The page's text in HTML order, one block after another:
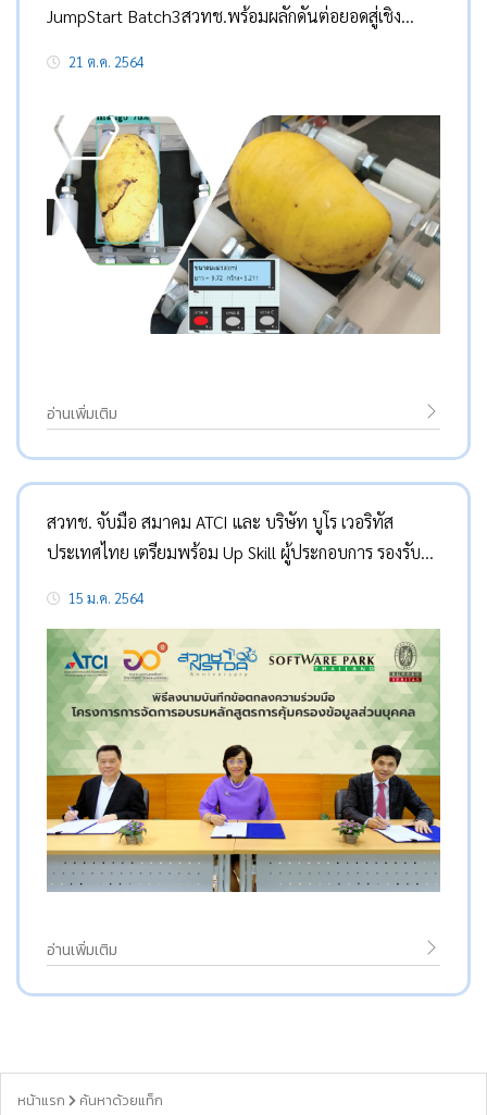
JumpStart Batch3สวทช.พร้อมผลักดันต่อยอดสู่เชิง
21 ต.ค. 2564
อ่านเพิ่มเติม
สวทช. จับมือ สมาคม ATCI และ บริษัท บูโร เวอริทัส
ประเทศไทย เตรียมพร้อม Up Skill ผู้ประกอบการ รองรับ
15 ม.ค. 2564
อ่านเพิ่มเติม
หน้าแรก ค้นหาด้วยแท็ก